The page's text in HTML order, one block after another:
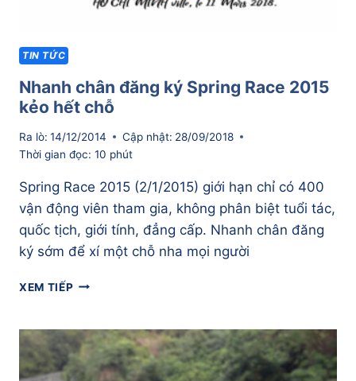
TIN TỨC
Nhanh chân đăng ký Spring Race 2015
kẻo hết chỗ
Ra lò: 14/12/2014 Cập nhật: 28/09/2018
Thời gian đọc: 10 phút
Spring Race 2015 (2/1/2015) giới hạn chỉ có 400
vận động viên tham gia, không phân biệt tuổi tác,
quốc tịch, giới tính, đẳng cấp. Nhanh chân đăng
ký sớm để xí một chỗ nha mọi người
XEM TIẾPNHANH
KÝ
SPRING
RACE